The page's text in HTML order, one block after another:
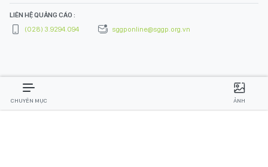
LIÊN HỆ QUẢNG CÁO :
(028) 3.9294.094
sggponline@sggp.org.vn
CHUYÊN MỤC ẢNH